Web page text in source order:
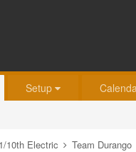
Setup
10th Electric Team Durango